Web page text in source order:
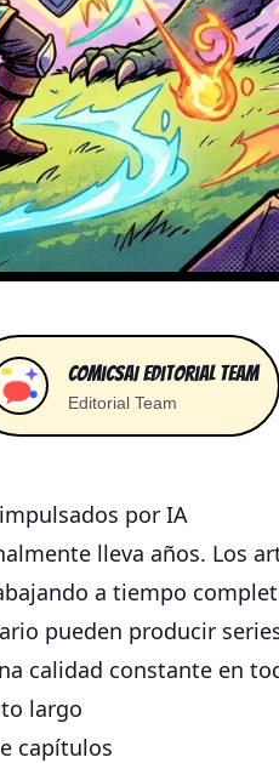
ComicsAI Editorial Team
Editorial Team
​​por IA
lleva años. Los
a tiempo
pueden producir
calidad constante en
largo
capítulos